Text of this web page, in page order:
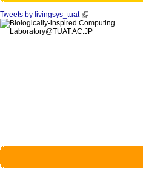
Tweets by livingsys_tuat